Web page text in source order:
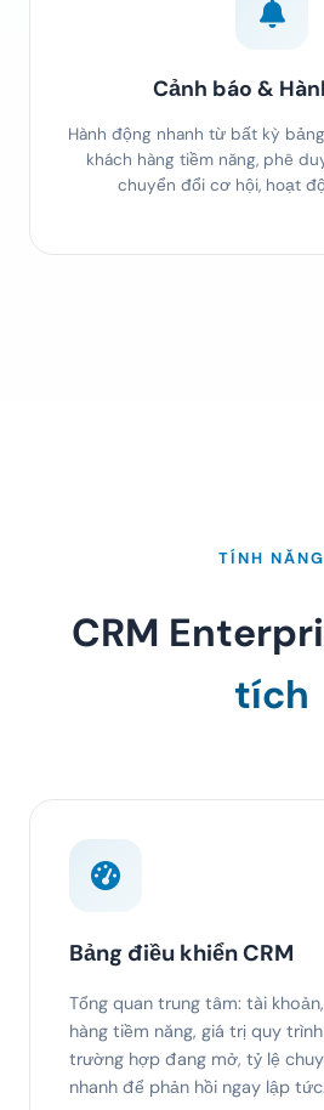
Cảnh báo &
Hành động nhanh từ bất kỳ
khách hàng tiềm năng, phê
chuyển đổi cơ hội, hoạt
TÍNH NĂNG
CRM
tích
Bảng điều khiển CRM
Tổng quan trung tâm: tài
hàng tiềm năng, giá trị quy
trường hợp đang mở, tỷ lệ
nhanh để phản hồi ngay lập tức.